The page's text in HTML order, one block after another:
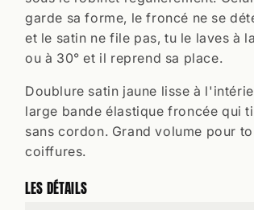
garde sa forme, le froncé ne se
et le satin ne file pas, tu le laves à
ou à 30° et il reprend sa place.
Doublure satin jaune lisse à
large bande élastique froncée qui
sans cordon. Grand volume pour
coiffures.
LES DÉTAILS